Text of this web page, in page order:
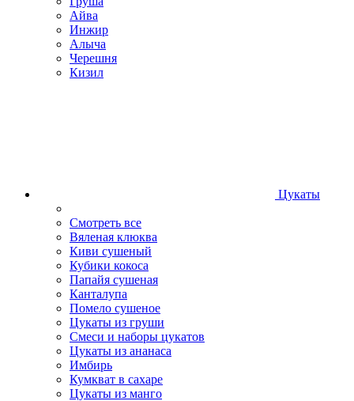
Айва
Инжир
Алыча
Черешня
Кизил
Цукаты
Смотреть все
Вяленая клюква
Киви сушеный
Кубики кокоса
Папайя сушеная
Канталупа
Помело сушеное
Цукаты из груши
Смеси и наборы цукатов
Цукаты из ананаса
Имбирь
Кумкват в сахаре
Цукаты из манго